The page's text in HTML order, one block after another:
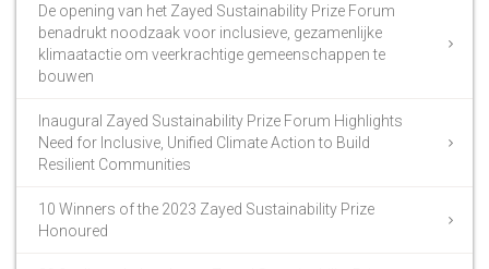
De opening van het Zayed Sustainability Prize Forum
benadrukt noodzaak voor inclusieve, gezamenlijke
klimaatactie om veerkrachtige gemeenschappen te
bouwen
Inaugural Zayed Sustainability Prize Forum Highlights
Need for Inclusive, Unified Climate Action to Build
Resilient Communities
10 Winners of the 2023 Zayed Sustainability Prize
Honoured